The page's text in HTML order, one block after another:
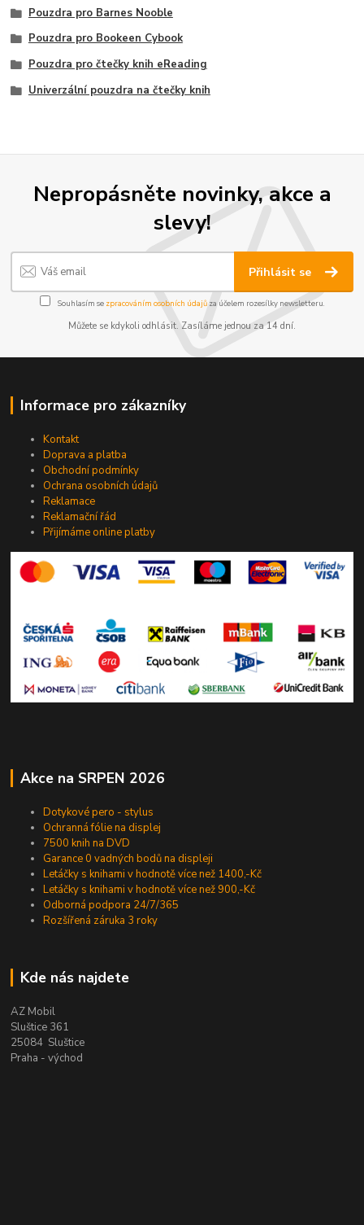
Pouzdra pro Barnes Nooble
Pouzdra pro Bookeen Cybook
Pouzdra pro čtečky knih eReading
Univerzální pouzdra na čtečky knih
Nepropásněte novinky, akce a
slevy!
Přihlásit se
Souhlasím se zpracováním osobních údajůza účelem rozesílky newsletteru.
Můžete se kdykoli odhlásit. Zasíláme jednou za 14 dní.
Informace pro zákazníky
Kontakt
Doprava a platba
Obchodní podmínky
Ochrana osobních údajů
Reklamace
Reklamační řád
Přijímáme online platby
Akce na SRPEN 2026
Dotykové pero - stylus
Ochranná fólie na displej
7500 knih na DVD
Garance 0 vadných bodů na displeji
Letáčky s knihami v hodnotě více než 1400,-Kč
Letáčky s knihami v hodnotě více než 900,-Kč
Odborná podpora 24/7/365
Rozšířená záruka 3 roky
Kde nás najdete
AZ Mobil
Sluštice 361
25084 Sluštice
Praha - východ